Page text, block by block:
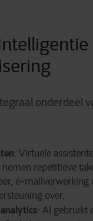
onderdeel
: Virtuele
repetitieve
e-mailverwerking
over.
: AI gebruikt